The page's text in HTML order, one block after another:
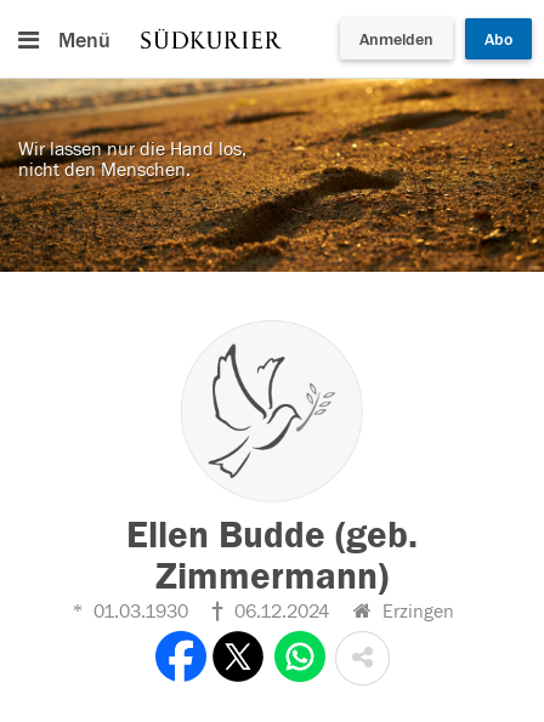
Menü Anmelden Abo
Wir lassen nur die Hand los,
nicht den Menschen.
Ellen Budde (geb.
Zimmermann)
01.03.1930 06.12.2024 Erzingen